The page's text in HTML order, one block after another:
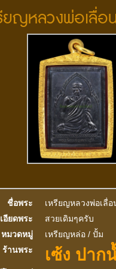
ญหลวงพ่อเลื่อ
ชื่อพระ
เหรียญหลวงพ่อเลื่
อียดพระ
สวยเดิมๆครับ
หมวดหมู่
เหรียญหล่อ / ปั้ม
ร้านพระ
เซ้ง ปาก